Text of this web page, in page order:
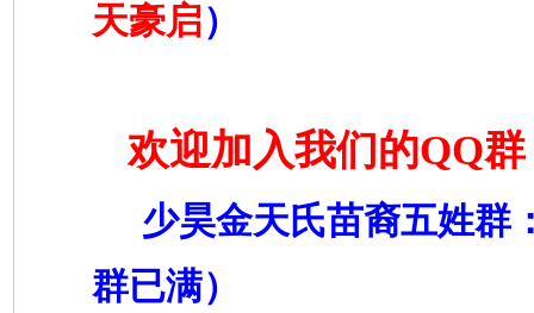
天豪启）
欢迎加入我们的QQ
少昊金天氏苗裔五姓群
群已满）